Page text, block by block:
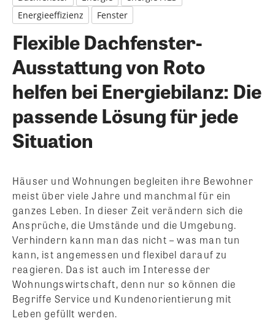
Energieeffizienz
Fenster
Flexible Dachfenster-
Ausstattung von Roto
helfen bei Energiebilanz: Die
passende Lösung für jede
Situation
Häuser und Wohnungen begleiten ihre Bewohner
meist über viele Jahre und manchmal für ein
ganzes Leben. In dieser Zeit verändern sich die
Ansprüche, die Umstände und die Umgebung.
Verhindern kann man das nicht – was man tun
kann, ist angemessen und flexibel darauf zu
reagieren. Das ist auch im Interesse der
Wohnungswirtschaft, denn nur so können die
Begriffe Service und Kundenorientierung mit
Leben gefüllt werden.